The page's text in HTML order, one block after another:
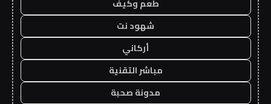
طعم وكيف
شهود نت
أركاني
مباشر التقنية
مدونة صحبة